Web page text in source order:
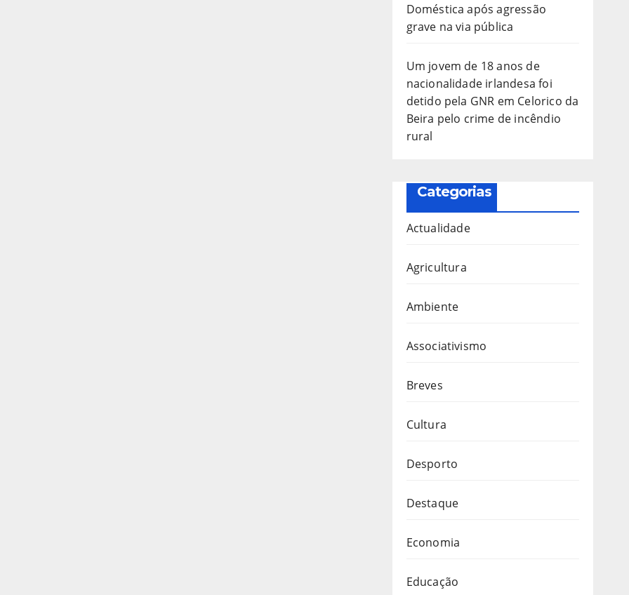
Doméstica após agressão
grave na via pública
Um jovem de 18 anos de
nacionalidade irlandesa foi
detido pela GNR em Celorico da
Beira pelo crime de incêndio
rural
Categorias
Actualidade
Agricultura
Ambiente
Associativismo
Breves
Cultura
Desporto
Destaque
Economia
Educação